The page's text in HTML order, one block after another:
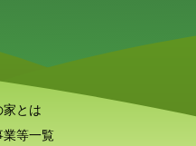
家とは
業等一覧